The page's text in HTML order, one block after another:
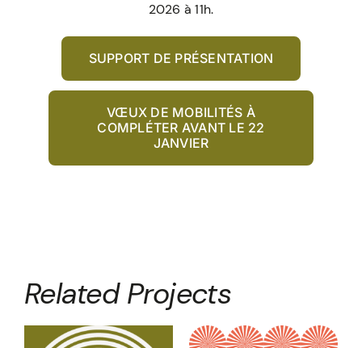
2026 à 11h.
SUPPORT DE PRÉSENTATION
VŒUX DE MOBILITÉS À
COMPLÉTER AVANT LE 22
JANVIER
Related Projects